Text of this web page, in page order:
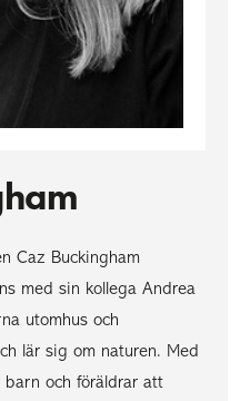
Caz Buckingham
med sin kollega Andrea
utomhus och
lär sig om naturen. Med
och föräldrar att